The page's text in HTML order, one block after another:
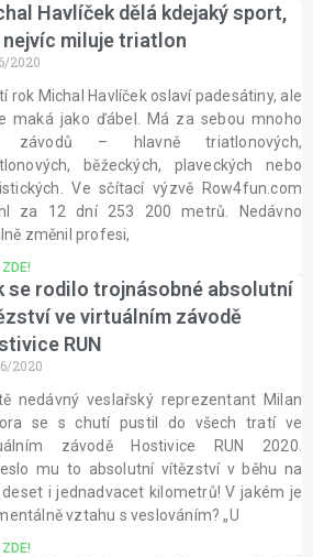
Havlíček dělá kdejaký sport,
nejvíc miluje triatlon
2020
rok Michal Havlíček oslaví padesátiny, ale
maká jako ďábel. Má za sebou mnoho
závodů – hlavně triatlonových,
běžeckých, plaveckých nebo
Ve sčítací výzvě Row4fun.com
za 12 dní 253 200 metrů. Nedávno
změnil profesi,
se rodilo trojnásobné absolutní
ve virtuálním závodě
RUN
2020
nedávný veslařský reprezentant Milan
se s chutí pustil do všech tratí ve
závodě Hostivice RUN 2020.
mu to absolutní vítězství v běhu na
deset i jednadvacet kilometrů! V jakém je
vztahu s veslováním? „U